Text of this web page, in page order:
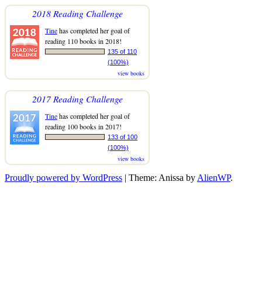
2018 Reading Challenge
Tinehas completed her goal of
reading 110 books in 2018!
135 of 110
(100%)
view books
2017 Reading Challenge
Tinehas completed her goal of
reading 100 books in 2017!
133 of 100
(100%)
view books
Proudly powered by WordPress | Theme: Anissa by AlienWP.